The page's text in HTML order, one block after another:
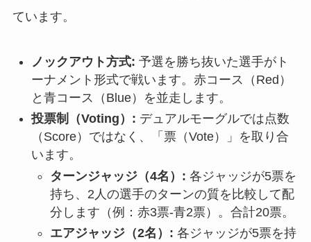
ています。
ノックアウト方式: 予選を勝ち抜いた選手がト
ーナメント形式で戦います。赤コース（Red）
と青コース（Blue）を並走します。
投票制（Voting）: デュアルモーグルでは点数
（Score）ではなく、「票（Vote）」を取り合
います。
ターンジャッジ（4名）: 各ジャッジが5票を
持ち、2人の選手のターンの質を比較して配
分します（例：赤3票-青2票）。合計20票。
エアジャッジ（2名）: 各ジャッジが5票を持